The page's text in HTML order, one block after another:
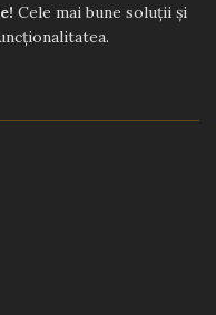
Cele mai bune soluții și